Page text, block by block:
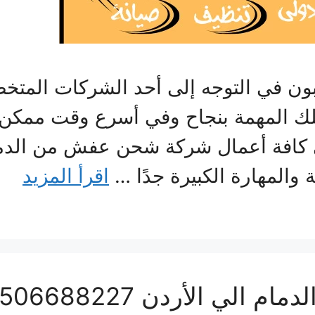
في التوجه إلى أحد الشركات
المهمة بنجاح وفي أسرع وقت
كافة أعمال شركة شحن عفش من
والمهارة الكبيرة جدًا … اقرأ المزيد
0506688227